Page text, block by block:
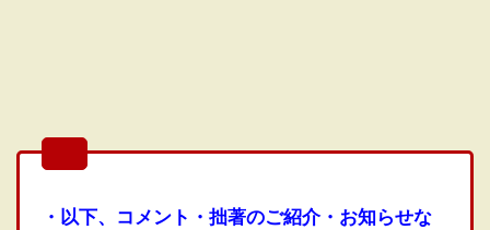
・以下、コメント・拙著のご紹介・お知らせな